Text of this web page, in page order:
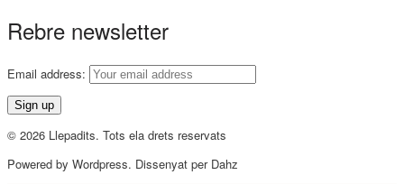
Rebre newsletter
Email address:
© 2026 Llepadits. Tots ela drets reservats
Powered by Wordpress. Dissenyat per Dahz